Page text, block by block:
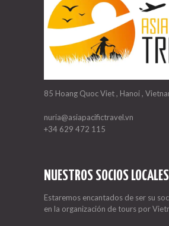
85 Hoang Quoc Viet , Hanoi ,
nuria@asiapacifictravel.vn
+34 629 472 115
NUESTROS SOCIOS LOCALES
Estaremos encantados de ser su
en la organización de tours por